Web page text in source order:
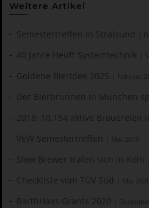
Weitere Artikel
Semestertreffen in Stralsund |
40 Jahre Heuft Systemtechnik |
Goldene BierIdee 2025 | Februar
Der Bierbrunnen in München
2018: 10.154 aktive Brauereien
VEW Semestertreffen | Mai 2019
Slow Brewer trafen sich in Köln
Checkliste vom TÜV Süd | Mai 2020
BarthHaas Grants 2020 |